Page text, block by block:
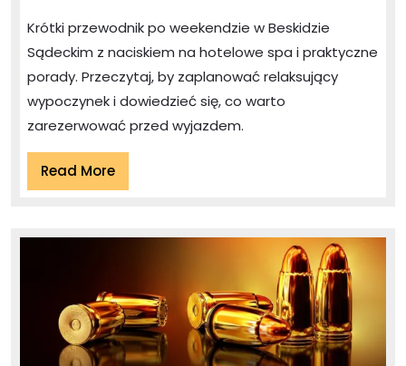
Sądeckim:
hotel
z
luksusowym
SPA
Krótki przewodnik po weekendzie w Beskidzie
Sądeckim z naciskiem na hotelowe spa i praktyczne
porady. Przeczytaj, by zaplanować relaksujący
wypoczynek i dowiedzieć się, co warto
zarezerwować przed wyjazdem.
Read MoreRead
More